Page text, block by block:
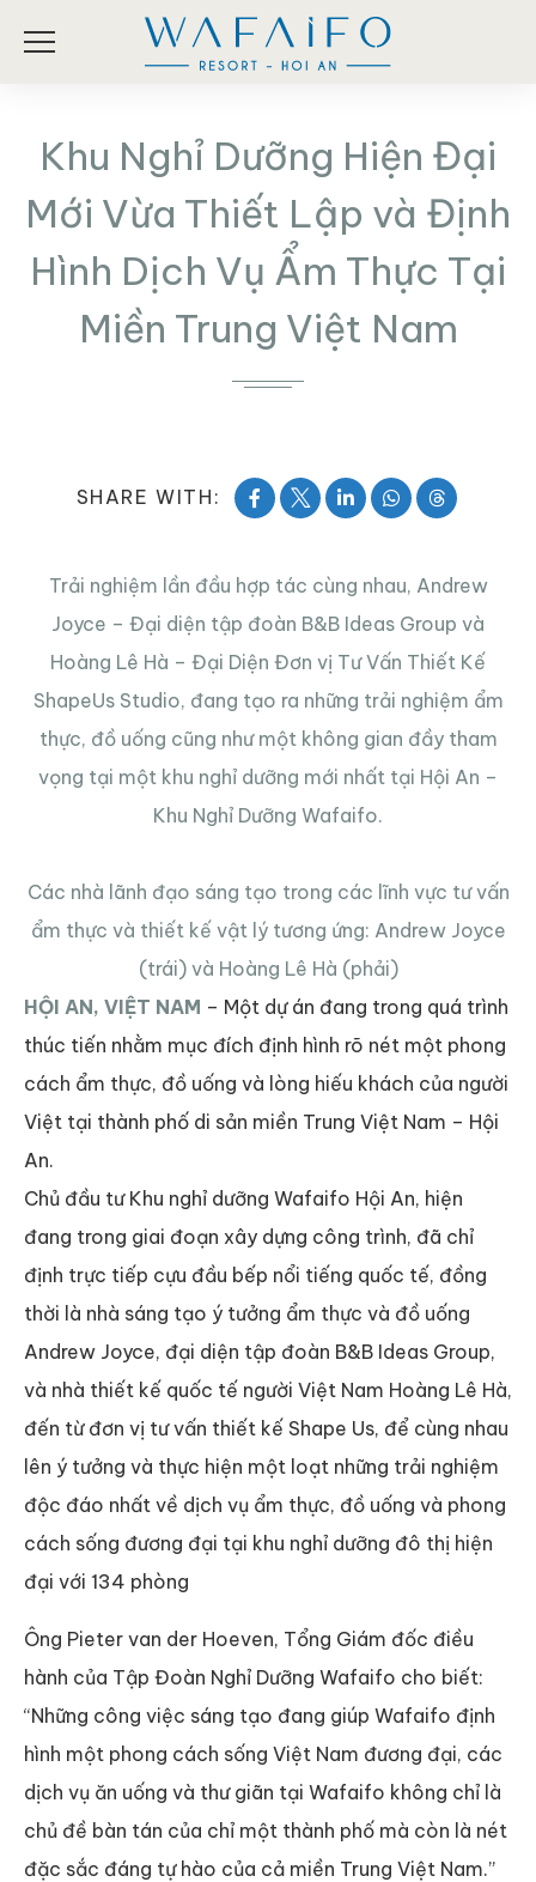
Khu Nghỉ Dưỡng Hiện Đại
Mới Vừa Thiết Lập và Định
Hình Dịch Vụ Ẩm Thực Tại
Miền Trung Việt Nam
SHARE WITH:
Trải nghiệm lần đầu hợp tác cùng nhau, Andrew
Joyce – Đại diện tập đoàn B&B Ideas Group và
Hoàng Lê Hà – Đại Diện Đơn vị Tư Vấn Thiết Kế
ShapeUs Studio, đang tạo ra những trải nghiệm ẩm
thực, đồ uống cũng như một không gian đầy tham
vọng tại một khu nghỉ dưỡng mới nhất tại Hội An –
Khu Nghỉ Dưỡng Wafaifo.
Các nhà lãnh đạo sáng tạo trong các lĩnh vực tư vấn
ẩm thực và thiết kế vật lý tương ứng: Andrew Joyce
(trái) và Hoàng Lê Hà (phải)
HỘI AN, VIỆT NAM – Một dự án đang trong quá trình
thúc tiến nhằm mục đích định hình rõ nét một phong
cách ẩm thực, đồ uống và lòng hiếu khách của người
Việt tại thành phố di sản miền Trung Việt Nam – Hội
An.
Chủ đầu tư Khu nghỉ dưỡng Wafaifo Hội An, hiện
đang trong giai đoạn xây dựng công trình, đã chỉ
định trực tiếp cựu đầu bếp nổi tiếng quốc tế, đồng
thời là nhà sáng tạo ý tưởng ẩm thực và đồ uống
Andrew Joyce, đại diện tập đoàn B&B Ideas Group,
và nhà thiết kế quốc tế người Việt Nam Hoàng Lê Hà,
đến từ đơn vị tư vấn thiết kế Shape Us, để cùng nhau
lên ý tưởng và thực hiện một loạt những trải nghiệm
độc đáo nhất về dịch vụ ẩm thực, đồ uống và phong
cách sống đương đại tại khu nghỉ dưỡng đô thị hiện
đại với 134 phòng
Ông Pieter van der Hoeven, Tổng Giám đốc điều
hành của Tập Đoàn Nghỉ Dưỡng Wafaifo cho biết:
“Những công việc sáng tạo đang giúp Wafaifo định
hình một phong cách sống Việt Nam đương đại, các
dịch vụ ăn uống và thư giãn tại Wafaifo không chỉ là
chủ đề bàn tán của chỉ một thành phố mà còn là nét
đặc sắc đáng tự hào của cả miền Trung Việt Nam.”